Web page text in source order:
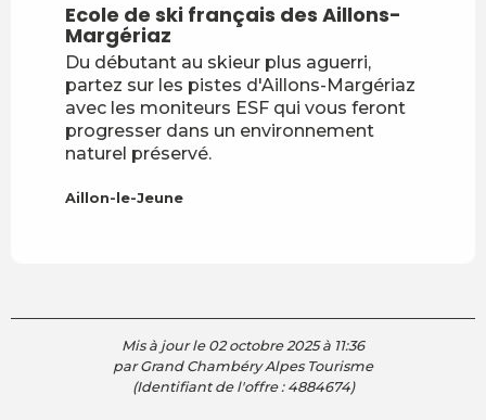
Ecole de ski français des Aillons-
Margériaz
Du débutant au skieur plus aguerri,
partez sur les pistes d'Aillons-Margériaz
avec les moniteurs ESF qui vous feront
progresser dans un environnement
naturel préservé.
Aillon-le-Jeune
Mis à jour le 02 octobre 2025 à 11:36
par Grand Chambéry Alpes Tourisme
(Identifiant de l'offre : 4884674)